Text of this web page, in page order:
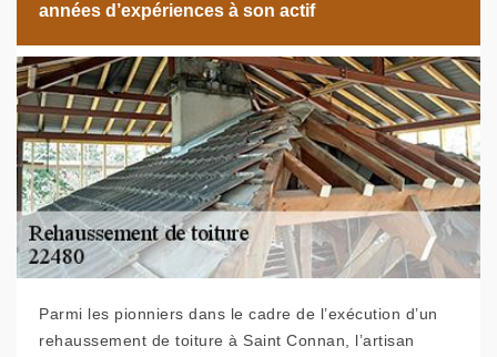
années d’expériences à son actif
Parmi les pionniers dans le cadre de l’exécution d’un
rehaussement de toiture à Saint Connan, l’artisan